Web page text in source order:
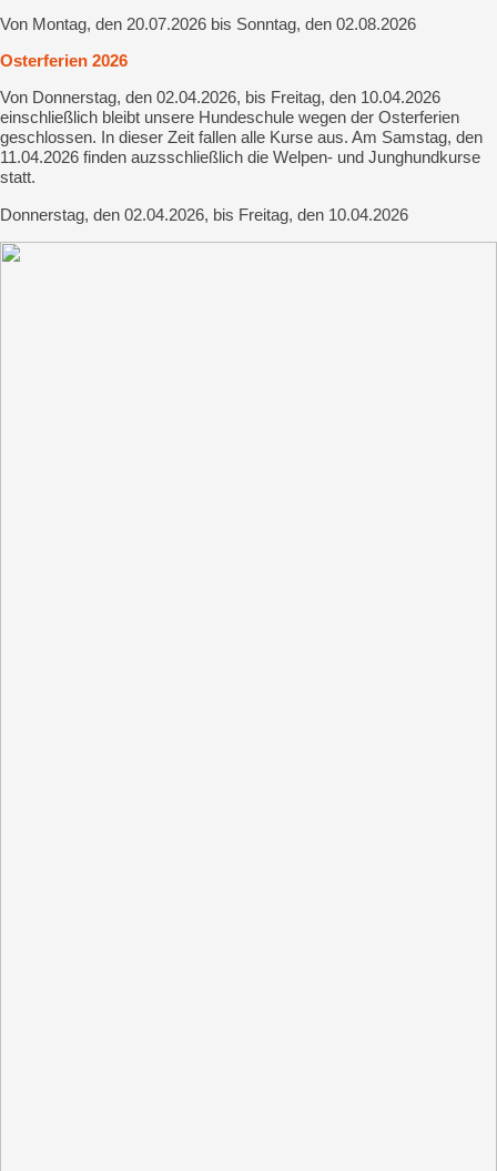
Von Montag, den 20.07.2026 bis Sonntag, den 02.08.2026
Osterferien 2026
Von Donnerstag, den 02.04.2026, bis Freitag, den 10.04.2026
einschließlich bleibt unsere Hundeschule wegen der Osterferien
geschlossen. In dieser Zeit fallen alle Kurse aus. Am Samstag, den
11.04.2026 finden auzsschließlich die Welpen- und Junghundkurse
statt.
Donnerstag, den 02.04.2026, bis Freitag, den 10.04.2026